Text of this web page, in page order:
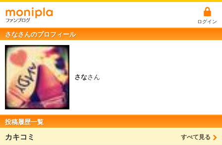
ログイン
さなさんのプロフィール
さなさん
投稿履歴一覧
カキコミ すべて見る